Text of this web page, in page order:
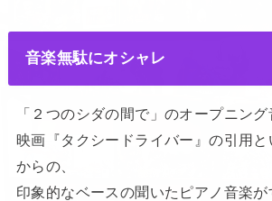
音楽無駄にオシャレ
「２つのシダの間で」のオープニング
映画『タクシードライバー』の引用
からの、
印象的なベースの聞いたピアノ音楽が